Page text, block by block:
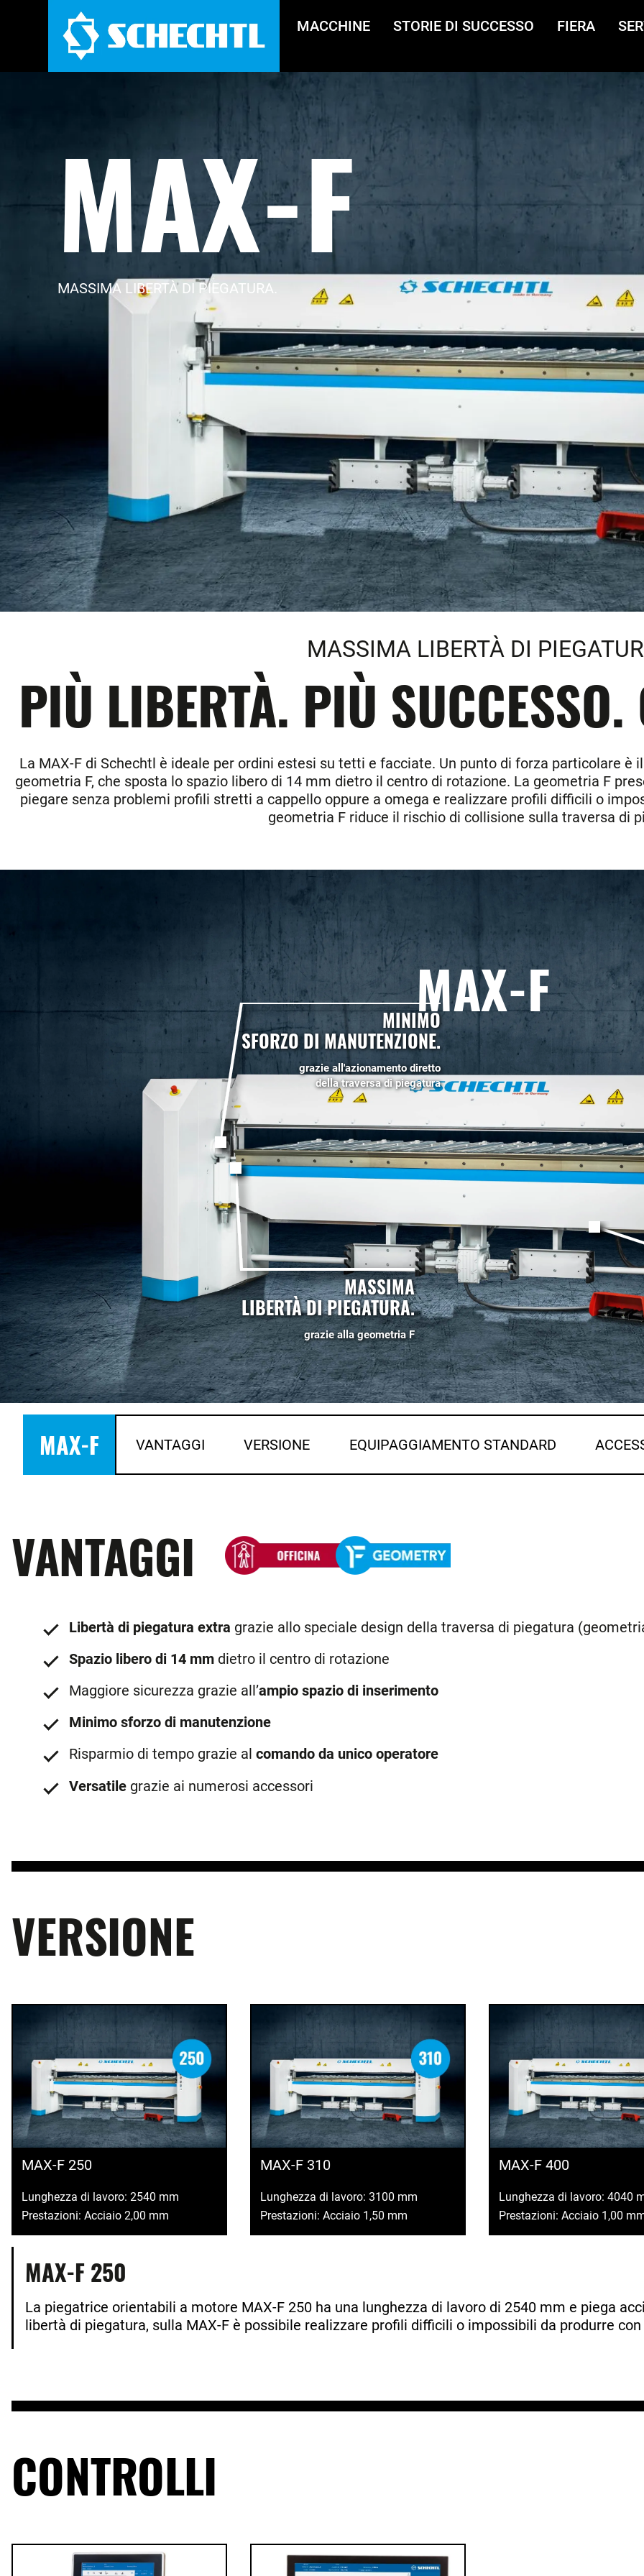
MACCHINE STORIE DI SUCCESSO FIERA
MAX-F
MASSIMA LIBERTÀ DI PIEGATURA.
MASSIMA LIBERTÀ DI
PIÙ LIBERTÀ. PIÙ
La MAX-F di Schechtl è ideale per ordini estesi su tetti e facciate. Un punto di forza particolare è
geometria F, che sposta lo spazio libero di 14 mm dietro il centro di rotazione. La geometria F
piegare senza problemi profili stretti a cappello oppure a omega e realizzare profili difficili o
geometria F riduce il rischio di collisione sulla traversa di
MAX-F
MINIMO
SFORZO DI MANUTENZIONE.
grazie all'azionamento diretto
della traversa di piegatura
MASSIMA
LIBERTÀ DI PIEGATURA.
grazie alla geometria F
MAX-F VANTAGGI VERSIONE EQUIPAGGIAMENTO STANDARD
VANTAGGI
Libertà di piegatura extra grazie allo speciale design della traversa di piegatura
Spazio libero di 14 mm dietro il centro di rotazione
Maggiore sicurezza grazie all’ampio spazio di inserimento
Minimo sforzo di manutenzione
Risparmio di tempo grazie al comando da unico operatore
Versatile grazie ai numerosi accessori
VERSIONE
MAX-F 250
Lunghezza di lavoro: 2540 mm
Prestazioni: Acciaio 2,00 mm
MAX-F 310
Lunghezza di lavoro: 3100 mm
Prestazioni: Acciaio 1,50 mm
MAX-F 400
Lunghezza di lavoro: 4040
Prestazioni: Acciaio 1,00
MAX-F 250
La piegatrice orientabili a motore MAX-F 250 ha una lunghezza di lavoro di 2540 mm e piega
libertà di piegatura, sulla MAX-F è possibile realizzare profili difficili o impossibili da produrre
CONTROLLI